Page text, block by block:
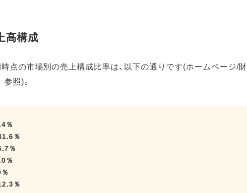
高構成
点の市場別の売上構成比率は、以下の通りです(ホームページ/財
照)。
％
％
％
％
％